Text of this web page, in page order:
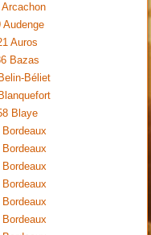
Audenge
Auros
Bazas
Béliet
Blaye